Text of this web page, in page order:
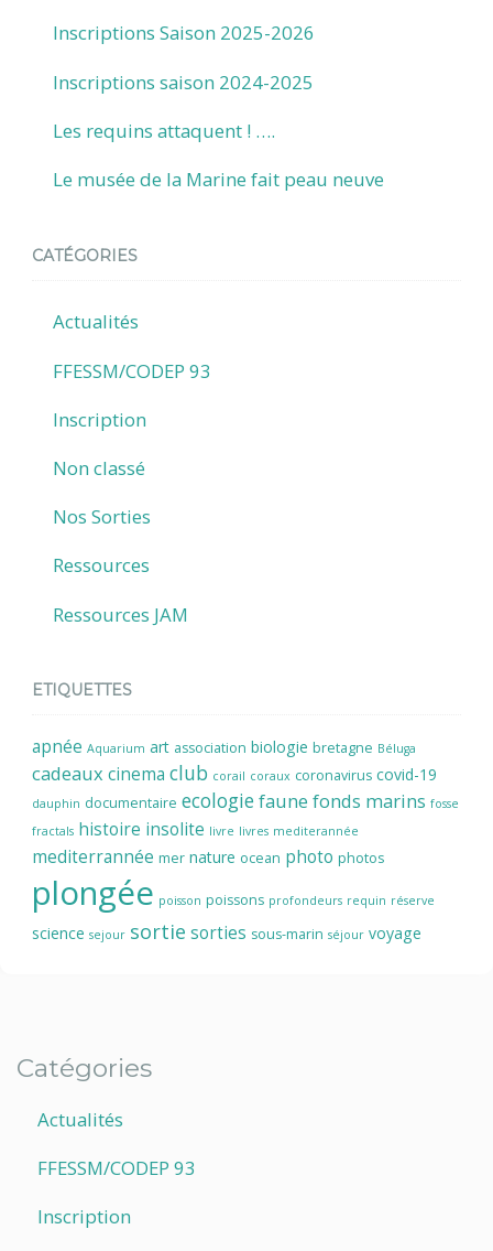
Inscriptions Saison 2025-2026
Inscriptions saison 2024-2025
Les requins attaquent ! ….
Le musée de la Marine fait peau neuve
CATÉGORIES
Actualités
FFESSM/CODEP 93
Inscription
Non classé
Nos Sorties
Ressources
Ressources JAM
ETIQUETTES
apnée Aquarium art association biologie bretagne Béluga
cadeaux cinema club corail coraux coronavirus covid-19
dauphin documentaire ecologiefaune fonds marins fosse
fractals histoire insolite livre livres mediterannée
mediterrannée mer nature ocean photo photos
plongée poisson poissons profondeurs requin réserve
science sejour sortie sorties sous-marin séjour voyage
Catégories
Actualités
FFESSM/CODEP 93
Inscription